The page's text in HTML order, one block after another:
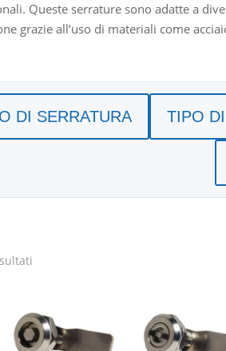
Queste serrature sono adatte a
grazie all’uso di materiali come
includono leve, cremonesi e sistemi
dotate di sistemi di fissaggio rapidi o
DI SERRATURA TIPO